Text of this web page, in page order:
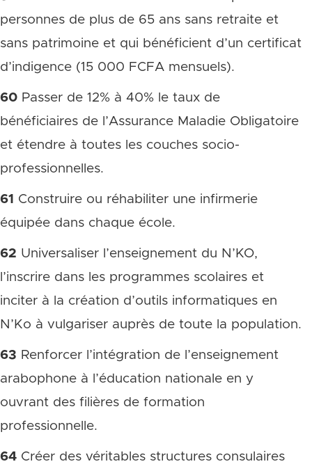
personnes de plus de 65 ans sans retraite et
sans patrimoine et qui bénéficient d’un certificat
d’indigence (15 000 FCFA mensuels).
60 Passer de 12% à 40% le taux de
bénéficiaires de l’Assurance Maladie Obligatoire
et étendre à toutes les couches socio-
professionnelles.
61 Construire ou réhabiliter une infirmerie
équipée dans chaque école.
62 Universaliser l’enseignement du N’KO,
l’inscrire dans les programmes scolaires et
inciter à la création d’outils informatiques en
N’Ko à vulgariser auprès de toute la population.
63 Renforcer l’intégration de l’enseignement
arabophone à l’éducation nationale en y
ouvrant des filières de formation
professionnelle.
64 Créer des véritables structures consulaires